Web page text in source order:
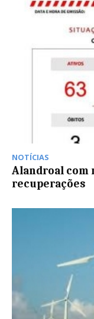
NOTÍCIAS
Alandroal com
recuperações